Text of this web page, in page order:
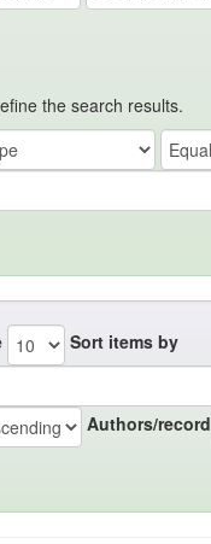
the search results.
Sort items by
Authors/record